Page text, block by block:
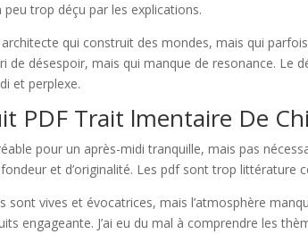
trop déçu par les explications.
architecte qui construit des mondes, mais qui
de désespoir, mais qui manque de resonance. Le
et perplexe.
PDF Trait lmentaire De
pour un après-midi tranquille, mais pas
et d’originalité. Les pdf sont trop littérature
sont vives et évocatrices, mais l’atmosphère
engageante. J’ai eu du mal à comprendre les